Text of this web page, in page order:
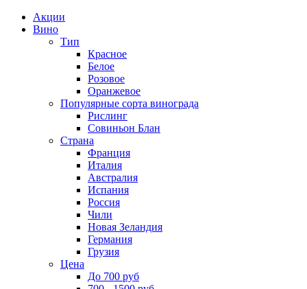
Акции
Вино
Тип
Красное
Белое
Розовое
Оранжевое
Популярные сорта винограда
Рислинг
Совиньон Блан
Страна
Франция
Италия
Австралия
Испания
Россия
Чили
Новая Зеландия
Германия
Грузия
Цена
До 700 руб